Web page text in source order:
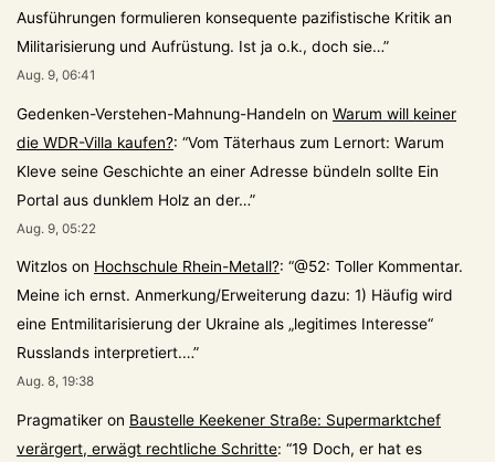
Ausführungen formulieren konsequente pazifistische Kritik an
Militarisierung und Aufrüstung. Ist ja o.k., doch sie…”
Aug. 9, 06:41
Gedenken-Verstehen-Mahnung-Handeln on Warum will keiner
die WDR-Villa kaufen?: “Vom Täterhaus zum Lernort: Warum
Kleve seine Geschichte an einer Adresse bündeln sollte Ein
Portal aus dunklem Holz an der…”
Aug. 9, 05:22
Witzlos on Hochschule Rhein-Metall?: “@52: Toller Kommentar.
Meine ich ernst. Anmerkung/Erweiterung dazu: 1) Häufig wird
eine Entmilitarisierung der Ukraine als „legitimes Interesse“
Russlands interpretiert.…”
Aug. 8, 19:38
Pragmatiker on Baustelle Keekener Straße: Supermarktchef
verärgert, erwägt rechtliche Schritte: “19 Doch, er hat es